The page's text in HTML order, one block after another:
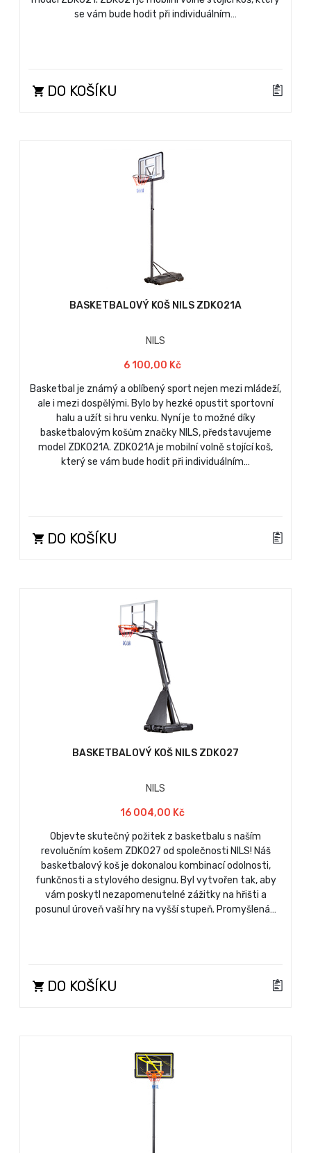
se vám bude hodit při individuálním…
DO KOŠÍKU
BASKETBALOVÝ KOŠ NILS ZDK021A
NILS
6 100,00 Kč
Basketbal je známý a oblíbený sport nejen mezi mládeží,
ale i mezi dospělými. Bylo by hezké opustit sportovní
halu a užít si hru venku. Nyní je to možné díky
basketbalovým košům značky NILS, představujeme
model ZDK021A. ZDK021A je mobilní volně stojící koš,
který se vám bude hodit při individuálním…
DO KOŠÍKU
BASKETBALOVÝ KOŠ NILS ZDK027
NILS
16 004,00 Kč
Objevte skutečný požitek z basketbalu s naším
revolučním košem ZDK027 od společnosti NILS! Náš
basketbalový koš je dokonalou kombinací odolnosti,
funkčnosti a stylového designu. Byl vytvořen tak, aby
vám poskytl nezapomenutelné zážitky na hřišti a
posunul úroveň vaší hry na vyšší stupeň. Promyšlená…
DO KOŠÍKU